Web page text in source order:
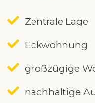
Zentrale Lage
Eckwohnung
großzügige
nachhaltige